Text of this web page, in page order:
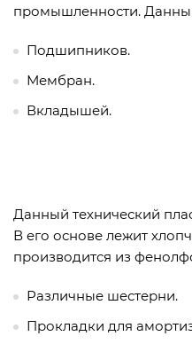
промышленности.
Подшипников.
Мембран.
Вкладышей.
Данный технический
В его основе лежит
производится из
Различные шестерни.
Прокладки для